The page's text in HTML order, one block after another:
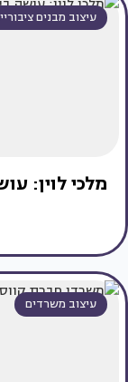
עיצוב מבנים
מלכי לוין:
עיצוב משרדים